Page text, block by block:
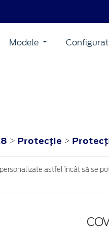
Modele
> Protecţie >
astfel încât să se